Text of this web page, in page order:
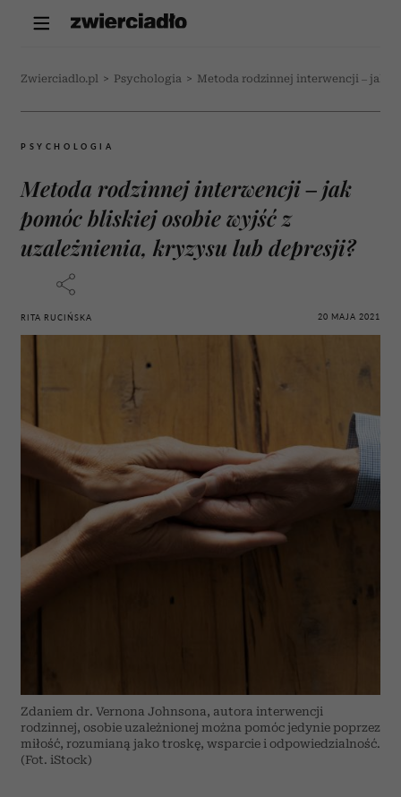
Zwierciadlo.pl > Psychologia > Metoda rodzinnej interwencji – jak
PSYCHOLOGIA
Metoda rodzinnej interwencji – jak
pomóc bliskiej osobie wyjść z
uzależnienia, kryzysu lub depresji?
RITA RUCIŃSKA 20 MAJA 2021
Zdaniem dr. Vernona Johnsona, autora interwencji
rodzinnej, osobie uzależnionej można pomóc jedynie poprzez
miłość, rozumianą jako troskę, wsparcie i odpowiedzialność.
(Fot. iStock)